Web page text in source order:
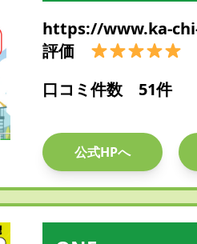
https://www.ka-
評価
口コミ件数 51件
公式HPへ